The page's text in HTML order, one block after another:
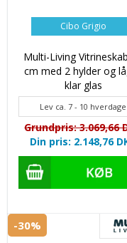
Cibo Grigio
Multi-Living
cm med 2 hylder og
klar glas
Lev ca. 7 - 10 hverdage
Grundpris: 3.069,66
Din pris: 2.148,76
-30%